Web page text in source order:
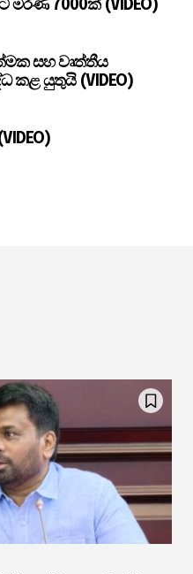
7000ක් (VIDEO)
සහ වෘත්තීය
යුතුයි (VIDEO)